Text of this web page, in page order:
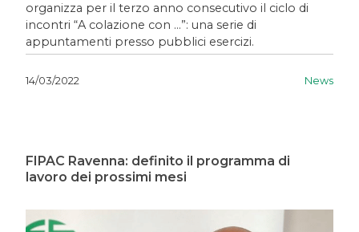
organizza per il terzo anno consecutivo il ciclo di
incontri “A colazione con …”: una serie di
appuntamenti presso pubblici esercizi.
14/03/2022 News
FIPAC Ravenna: definito il programma di
lavoro dei prossimi mesi